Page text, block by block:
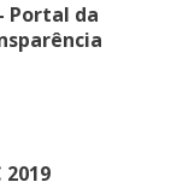
Portal da